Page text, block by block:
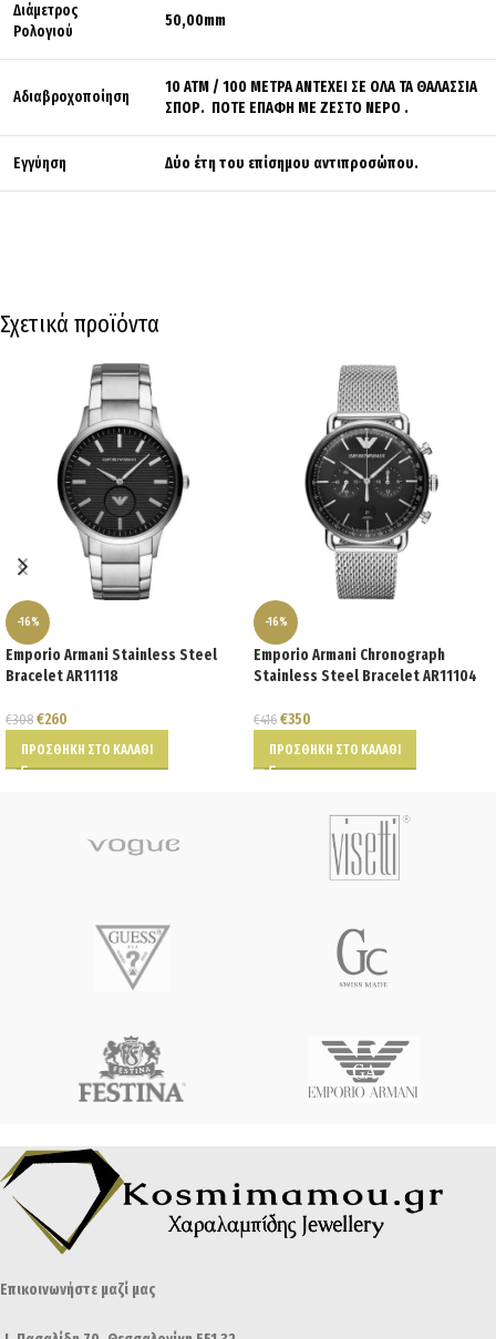
Διάμετρος
Ρολογιού
50,00mm
Αδιαβροχοποίηση
10 ΑΤΜ / 100 ΜΕΤΡΑ ΑΝΤΕΧΕΙ ΣΕ ΟΛΑ ΤΑ ΘΑΛΑΣΣΙΑ
ΣΠΟΡ. ΠΟΤΕ ΕΠΑΦΗ ΜΕ ΖΕΣΤΟ ΝΕΡΟ .
Εγγύηση Δύο έτη του επίσημου αντιπροσώπου.
Σχετικά προϊόντα
-16%
Emporio Armani Stainless Steel
Bracelet AR11118
€308 €260
ΠΡΟΣΘΉΚΗ ΣΤΟ ΚΑΛΆΘΙ
-16%
Emporio Armani Chronograph
Stainless Steel Bracelet AR11104
€416 €350
ΠΡΟΣΘΉΚΗ ΣΤΟ ΚΑΛΆΘΙ
Επικοινωνήστε μαζί μας